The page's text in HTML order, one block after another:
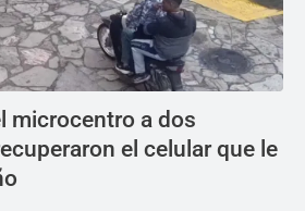
microcentro a dos
el celular que le